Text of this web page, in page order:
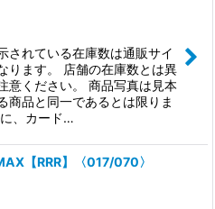
されている在庫数は通販サイ
ります。 店舗の在庫数とは異
意ください。 商品写真は見本
商品と同一であるとは限りま
、カード…
【RRR】〈017/070〉